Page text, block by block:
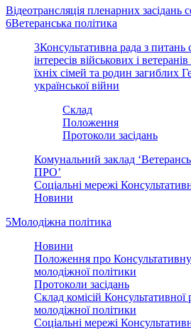
Відеотрансляція пленарних засідань
6Ветеранська політика
3Консультативна рада з питань
інтересів військових і
їхніх сімей та родин загиблих
української війни
Склад
Положення
Протоколи засідань
Комунальний заклад
ПРО’
Соціальні мережі
Новини
5Молодіжна політика
Новини
Положення про
молодіжної політики
Протоколи засідань
Склад комісій Консультативної
молодіжної політики
Соціальні мережі